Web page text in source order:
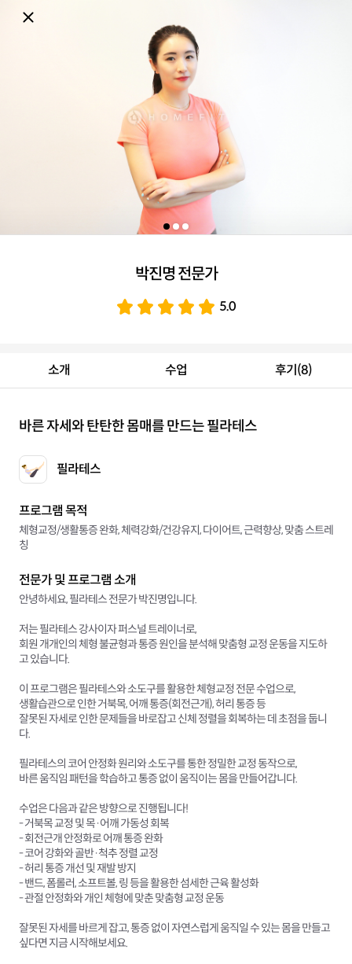
소개 수업 후기(8)
바른 자세와 탄탄한 몸매를 만드는 필라테스
필라테스
프로그램 목적
체형교정/생활통증 완화, 체력강화/건강유지, 다이어트, 근력향상, 맞춤 스트레
칭
전문가 및 프로그램 소개
안녕하세요, 필라테스 전문가 박진명입니다.
저는 필라테스 강사이자 퍼스널 트레이너로,
회원 개개인의 체형 불균형과 통증 원인을 분석해 맞춤형 교정 운동을 지도하
고 있습니다.
이 프로그램은 필라테스와 소도구를 활용한 체형교정 전문 수업으로,
생활습관으로 인한 거북목, 어깨 통증(회전근개), 허리 통증 등
잘못된 자세로 인한 문제들을 바로잡고 신체 정렬을 회복하는 데 초점을 둡니
다.
필라테스의 코어 안정화 원리와 소도구를 통한 정밀한 교정 동작으로,
바른 움직임 패턴을 학습하고 통증 없이 움직이는 몸을 만들어갑니다.
수업은 다음과 같은 방향으로 진행됩니다!
- 거북목 교정 및 목·어깨 가동성 회복
- 회전근개 안정화로 어깨 통증 완화
- 코어 강화와 골반·척추 정렬 교정
- 허리 통증 개선 및 재발 방지
- 밴드, 폼롤러, 소프트볼, 링 등을 활용한 섬세한 근육 활성화
- 관절 안정화와 개인 체형에 맞춘 맞춤형 교정 운동
잘못된 자세를 바르게 잡고, 통증 없이 자연스럽게 움직일 수 있는 몸을 만들고
싶다면 지금 시작해보세요.
박진명 전문가
5.0